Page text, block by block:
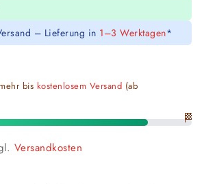
– Lieferung in 1–3 Werktagen*
mehr bis kostenlosem Versand (ab
🏁
Versandkosten